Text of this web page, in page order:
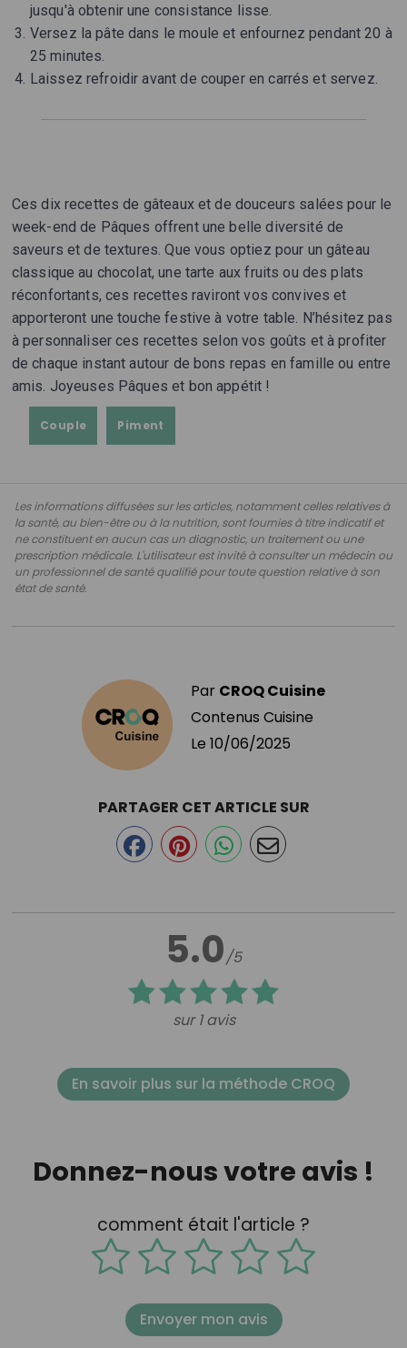
jusqu'à obtenir une consistance lisse.
Versez la pâte dans le moule et enfournez pendant 20 à
25 minutes.
Laissez refroidir avant de couper en carrés et servez.
Ces dix recettes de gâteaux et de douceurs salées pour le
week-end de Pâques offrent une belle diversité de
saveurs et de textures. Que vous optiez pour un gâteau
classique au chocolat, une tarte aux fruits ou des plats
réconfortants, ces recettes raviront vos convives et
apporteront une touche festive à votre table. N’hésitez pas
à personnaliser ces recettes selon vos goûts et à profiter
de chaque instant autour de bons repas en famille ou entre
amis. Joyeuses Pâques et bon appétit !
Couple Piment
Les informations diffusées sur les articles, notamment celles relatives à
la santé, au bien-être ou à la nutrition, sont fournies à titre indicatif et
ne constituent en aucun cas un diagnostic, un traitement ou une
prescription médicale. L'utilisateur est invité à consulter un médecin ou
un professionnel de santé qualifié pour toute question relative à son
état de santé.
Par CROQ Cuisine
Contenus Cuisine
Le 10/06/2025
5.0/5
sur 1 avis
PARTAGER CET ARTICLE SUR
En savoir plus sur la méthode CROQ
Donnez-nous votre avis !
comment était l'article ?
Envoyer mon avis